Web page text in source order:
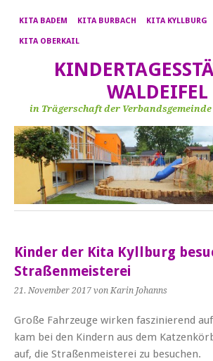
KITA BADEM KITA BURBACH KITA KYLLBURG
KITA OBERKAIL
WALDEIFEL
in Trägerschaft der
Kinder der Kita Kyllburg
Straßenmeisterei
21. November 2017 von Karin Johanns
Große Fahrzeuge wirken faszinierend
kam bei den Kindern aus dem
auf, die Straßenmeisterei zu besuchen.